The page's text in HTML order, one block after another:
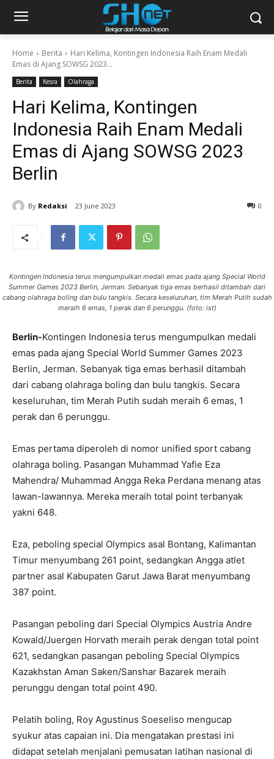
Home Berita
Hari Kelima, Kontingen Indonesia Raih Enam Medali
Emas di Ajang SOWSG 2023...
Berita Kesra Olahraga
Hari Kelima, Kontingen
Indonesia Raih Enam Medali
Emas di Ajang SOWSG 2023
Berlin
By Redaksi 23 June 2023 0
Kontingen Indonesia terus mengumpulkan medali emas pada ajang Special World
Summer Games 2023 Berlin, Jerman. Sebanyak tiga emas berhasil ditambah dari
cabang olahraga boling dan bulu tangkis. Secara keseluruhan, tim Merah Putih sudah
meraih 6 emas, 1 perak dan 6 perunggu. (foto: ist)
Berlin-Kontingen Indonesia terus mengumpulkan medali
emas pada ajang Special World Summer Games 2023
Berlin, Jerman. Sebanyak tiga emas berhasil ditambah
dari cabang olahraga boling dan bulu tangkis. Secara
keseluruhan, tim Merah Putih sudah meraih 6 emas, 1
perak dan 6 perunggu.
Emas pertama diperoleh di nomor unified sport cabang
olahraga boling. Pasangan Muhammad Yafie Eza
Mahendra/ Muhammad Angga Reka Perdana menang atas
lawan-lawannya. Mereka meraih total point terbanyak
yakni 648.
Eza, peboling special Olympics asal Bontang, Kalimantan
Timur menyumbang 261 point, sedangkan Angga atlet
partner asal Kabupaten Garut Jawa Barat menyumbang
387 point.
Pasangan peboling dari Special Olympics Austria Andre
Kowald/Juergen Horvath meraih perak dengan total point
621, sedangkan pasangan peboling Special Olympics
Kazakhstan Aman Saken/Sanshar Bazarek meraih
perunggu dengan total point 490.
Pelatih boling, Roy Agustinus Soeseliso mengucap
syukur atas capaian ini. Dia mengatakan prestasi ini
didapat setelah menjalani pemusatan latihan nasional di